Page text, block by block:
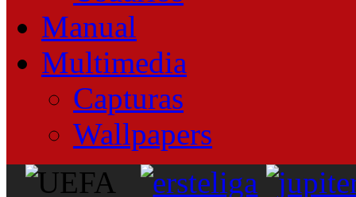
Manual
Multimedia
Capturas
Wallpapers